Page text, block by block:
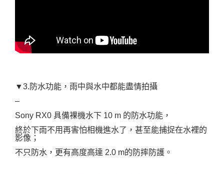
▼3.防水功能，雨中與水中都能盡情拍攝
–
Sony RX0 具備裸機水下 10 m 的防水功能，
終於下雨不用再害怕相機進水了， 甚至能捕捉在水裡的
影像；
不只防水，更有高度高達 2.0 m的防摔防護。